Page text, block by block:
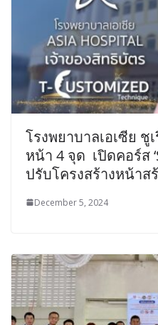
โรงพยาบาลเอเซีย ชู
หน้า 4 จุด เปิดคอร์ส
ปรับโครงสร้างหน้าส
December 5, 2024